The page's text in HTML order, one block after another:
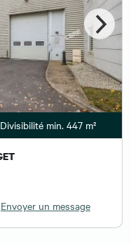
min. 447 m²
Envoyer un message